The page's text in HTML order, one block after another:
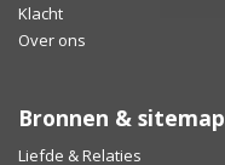
Klacht
Over ons
Bronnen & sitemap
Liefde & Relaties